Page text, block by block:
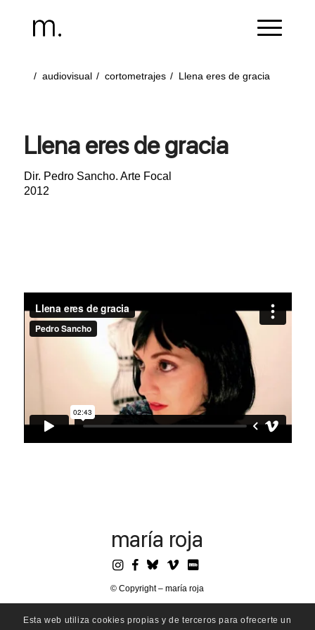
/ audiovisual / cortometrajes / Llena eres de gracia
Llena eres de gracia
Dir. Pedro Sancho. Arte Focal
2012
maría roja
© Copyright – maría roja
Esta web utiliza cookies propias y de terceros para ofrecerte un